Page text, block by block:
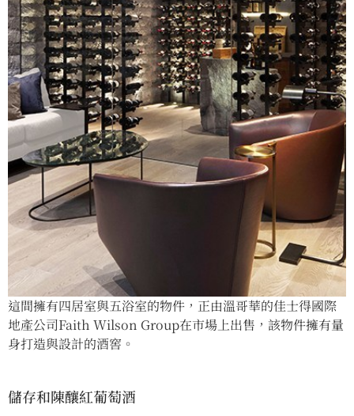
這間擁有四居室與五浴室的物件，正由溫哥華的佳士得國際
地產公司Faith Wilson Group在市場上出售，該物件擁有量
身打造與設計的酒窖。
儲存和陳釀紅葡萄酒